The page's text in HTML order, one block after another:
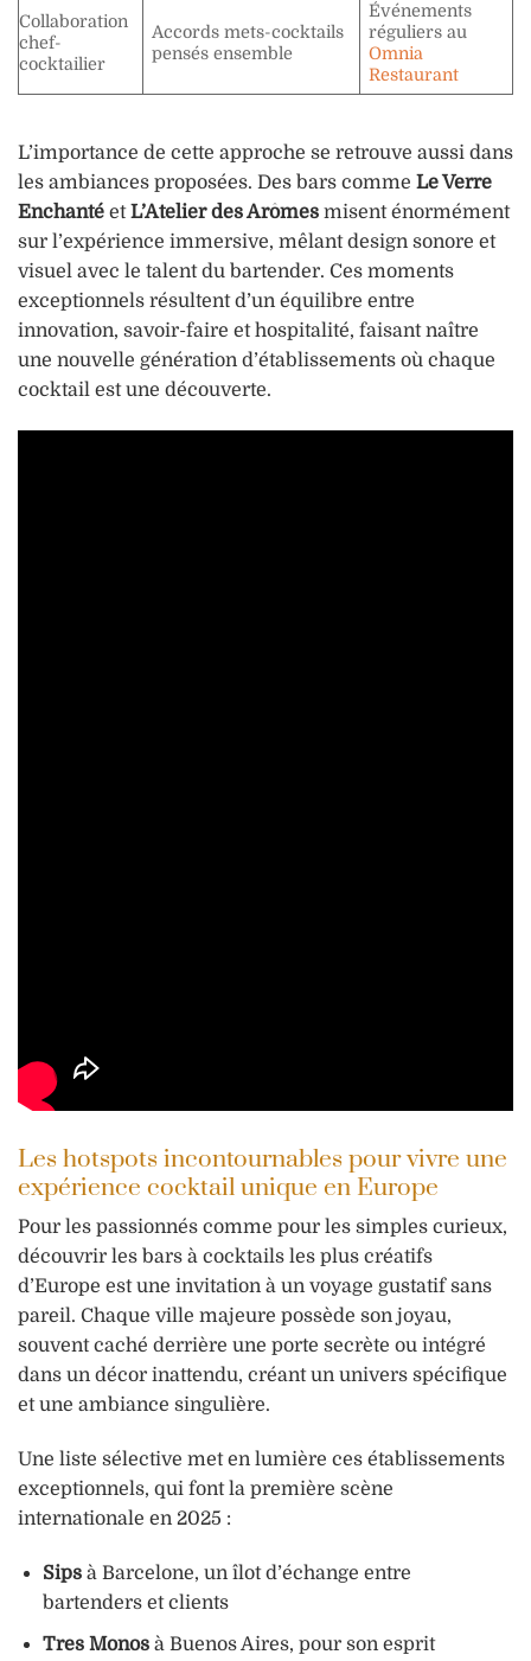
Collaboration
chef-
cocktailier
Accords mets-cocktails
pensés ensemble
Événements
réguliers au
Omnia
Restaurant
L’importance de cette approche se retrouve aussi dans
les ambiances proposées. Des bars comme Le Verre
Enchanté etL’Atelier des Arômes misent énormément
sur l’expérience immersive, mêlant design sonore et
visuel avec le talent du bartender. Ces moments
exceptionnels résultent d’un équilibre entre
innovation, savoir-faire et hospitalité, faisant naître
une nouvelle génération d’établissements où chaque
cocktail est une découverte.
Les hotspots incontournables pour vivre une
expérience cocktail unique en Europe
Pour les passionnés comme pour les simples curieux,
découvrir les bars à cocktails les plus créatifs
d’Europe est une invitation à un voyage gustatif sans
pareil. Chaque ville majeure possède son joyau,
souvent caché derrière une porte secrète ou intégré
dans un décor inattendu, créant un univers spécifique
et une ambiance singulière.
Une liste sélective met en lumière ces établissements
exceptionnels, qui font la première scène
internationale en 2025 :
Sipsà Barcelone, un îlot d’échange entre
bartenders et clients
Tres Monosà Buenos Aires, pour son esprit